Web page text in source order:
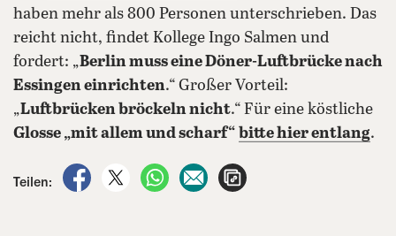
haben mehr als 800 Personen unterschrieben. Das
reicht nicht, findet Kollege Ingo Salmen und
fordert: „Berlin muss eine Döner-Luftbrücke nach
Essingen einrichten.“ Großer Vorteil:
„Luftbrücken bröckeln nicht.“ Für eine köstliche
Glosse „mit allem und scharf“ bitte hier entlang.
Teilen:
auf Facebook teilen
auf X teilenper WhatsApp teilen
per E-Mail teilen